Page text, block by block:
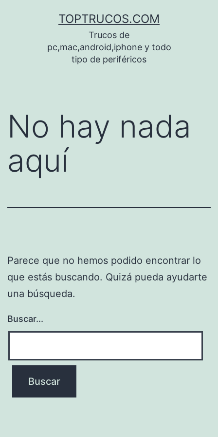
TOPTRUCOS.COM
Trucos de
pc,mac,android,iphone y todo
tipo de periféricos
No hay nada
aquí
Parece que no hemos podido encontrar lo
que estás buscando. Quizá pueda ayudarte
una búsqueda.
Buscar...